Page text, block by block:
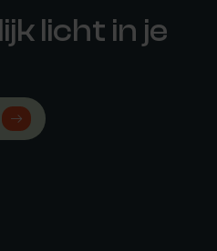
licht in je